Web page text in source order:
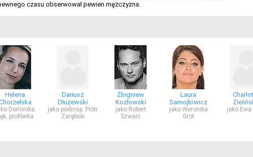
czasu obserwował pewien mężczyzna.
Helena
Dominika
profilerka
Dariusz
Dłużewski
jako podinsp. Piotr
Zarębski
Zbigniew
Kozłowski
jako Robert
Szwarc
Laura
Samojłowicz
jako Weronika
Grot
jako Ewa